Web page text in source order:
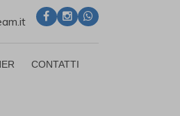
CONTATTI